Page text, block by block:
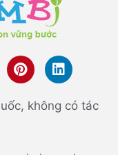
không có tác